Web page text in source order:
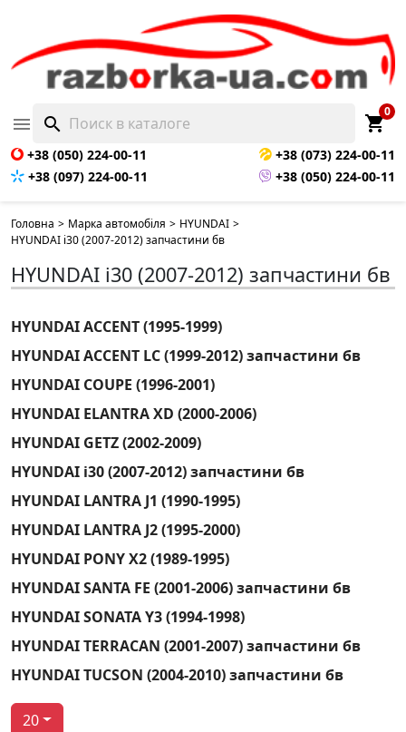
 search shopping_cart
0
+38 (050) 224-00-11
+38 (073) 224-00-11
+38 (097) 224-00-11
+38 (050) 224-00-11
Головна > Марка автомобіля > HYUNDAI >
HYUNDAI i30 (2007-2012) запчастини бв
HYUNDAI i30 (2007-2012) запчастини бв
HYUNDAI ACCENT (1995-1999)
HYUNDAI ACCENT LC (1999-2012) запчастини бв
HYUNDAI COUPE (1996-2001)
HYUNDAI ELANTRA XD (2000-2006)
HYUNDAI GETZ (2002-2009)
HYUNDAI i30 (2007-2012) запчастини бв
HYUNDAI LANTRA J1 (1990-1995)
HYUNDAI LANTRA J2 (1995-2000)
HYUNDAI PONY X2 (1989-1995)
HYUNDAI SANTA FE (2001-2006) запчастини бв
HYUNDAI SONATA Y3 (1994-1998)
HYUNDAI TERRACAN (2001-2007) запчастини бв
HYUNDAI TUCSON (2004-2010) запчастини бв
20